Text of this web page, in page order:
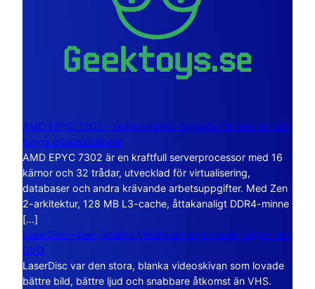
AMD EPYC 7302 – sexton kärnor byggda för servrar och
tunga arbetsstationer
AMD EPYC 7302 är en kraftfull serverprocessor med 16
kärnor och 32 trådar, utvecklad för virtualisering,
databaser och andra krävande arbetsuppgifter. Med Zen
2-arkitektur, 128 MB L3-cache, åttakanaligt DDR4-minne
[…]
LaserDisc – den jättelika filmskivan som visade vägen mot
DVD
LaserDisc var den stora, blanka videoskivan som lovade
bättre bild, bättre ljud och snabbare åtkomst än VHS.